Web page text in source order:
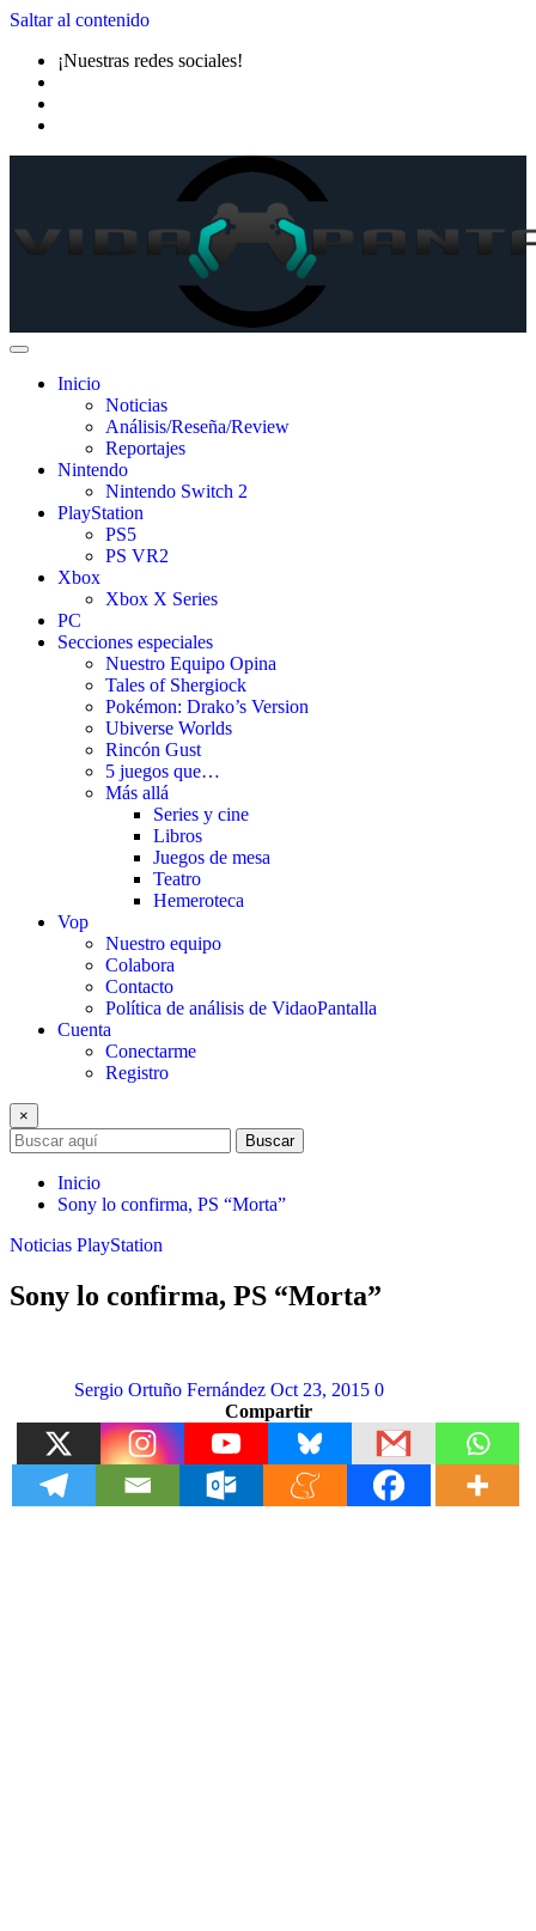
Saltar al contenido
¡Nuestras redes sociales!
Inicio
Noticias
Análisis/Reseña/Review
Reportajes
Nintendo
Nintendo Switch 2
PlayStation
PS5
PS VR2
Xbox
Xbox X Series
PC
Secciones especiales
Nuestro Equipo Opina
Tales of Shergiock
Pokémon: Drako’s Version
Ubiverse Worlds
Rincón Gust
5 juegos que…
Más allá
Series y cine
Libros
Juegos de mesa
Teatro
Hemeroteca
Vop
Nuestro equipo
Colabora
Contacto
Política de análisis de VidaoPantalla
Cuenta
Conectarme
Registro
×
Buscar
Inicio
Sony lo confirma, PS “Morta”
Noticias PlayStation
Sony lo confirma, PS “Morta”
Sergio Ortuño Fernández Oct 23, 2015 0
Compartir